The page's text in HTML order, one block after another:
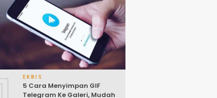
EKBIS
5 Cara Menyimpan GIF
Telegram Ke Galeri, Mudah